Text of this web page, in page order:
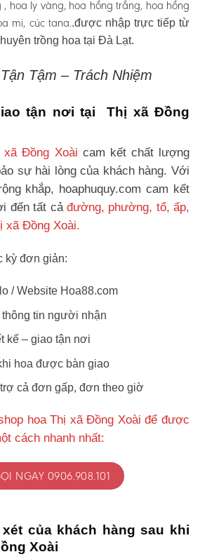
hoa ly vàng, hoa hồng trắng, hoa hồng
mi, cúc tana..được nhập trực tiếp từ
trồng hoa tại Đà Lạt.
Tậm – Trách Nhiệm
tận nơi tại Thị xã Đồng
xã Đồng Xoài cam kết chất lượng
sự hài lòng của khách hàng. Với
khắp, hoaphuquy.com cam kết
đến tất cả đường, phường, tổ, ấp,
xã Đồng Xoài.
kỳ đơn giản:
/ Website Hoa88.com
tin người nhận
kế – giao tận nơi
hoa được bàn giao
cả đơn gấp, đơn theo giờ
hoa Thị xã Đồng Xoài để được
cách nhanh nhất:
NGAY 0906.908.101
của khách hàng sau khi
Xoài